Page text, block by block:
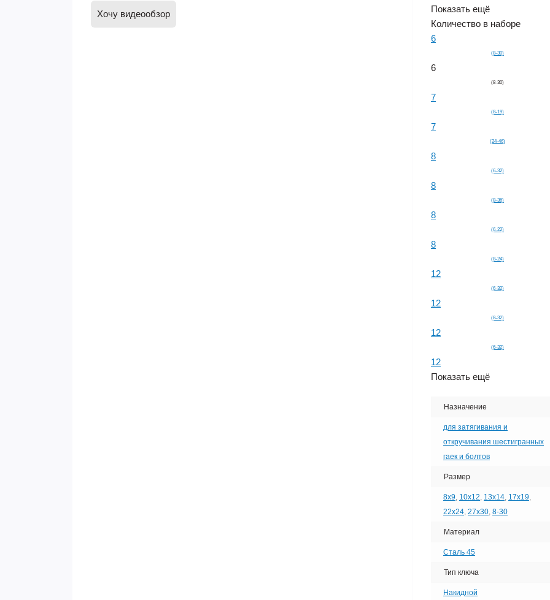
Хочу видеообзор
Показать ещё
Количество в наборе
6
(8-30)
6
(8-30)
7
(8-19)
7
(24-46)
8
(6-32)
8
(8-36)
8
(6-22)
8
(8-24)
12
(6-32)
12
(8-32)
12
(6-32)
12
Показать ещё
Назначение
для затягивания и
откручивания шестигранных
гаек и болтов
Размер
8х9, 10х12, 13х14, 17х19,
22х24, 27х30, 8-30
Материал
Сталь 45
Тип ключа
Накидной